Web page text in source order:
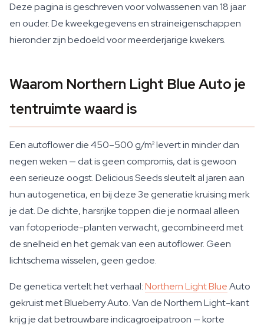
Deze pagina is geschreven voor volwassenen van 18 jaar
en ouder. De kweekgegevens en straineigenschappen
hieronder zijn bedoeld voor meerderjarige kwekers.
Waarom Northern Light Blue Auto je
tentruimte waard is
Een autoflower die 450–500 g/m² levert in minder dan
negen weken — dat is geen compromis, dat is gewoon
een serieuze oogst. Delicious Seeds sleutelt al jaren aan
hun autogenetica, en bij deze 3e generatie kruising merk
je dat. De dichte, harsrijke toppen die je normaal alleen
van fotoperiode-planten verwacht, gecombineerd met
de snelheid en het gemak van een autoflower. Geen
lichtschema wisselen, geen gedoe.
De genetica vertelt het verhaal:Northern Light BlueAuto
gekruist met Blueberry Auto. Van de Northern Light-kant
krijg je dat betrouwbare indicagroeipatroon — korte